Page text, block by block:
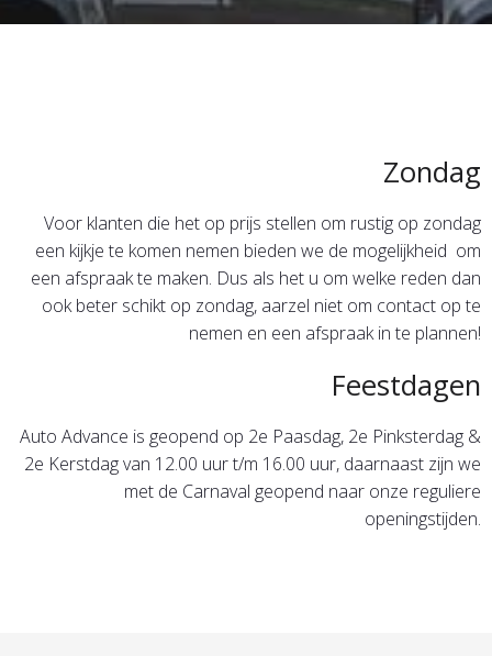
Zondag
Voor klanten die het op prijs stellen om rustig op zondag
een kijkje te komen nemen bieden we de mogelijkheid om
een afspraak te maken. Dus als het u om welke reden dan
ook beter schikt op zondag, aarzel niet om contact op te
nemen en een afspraak in te plannen!
Feestdagen
Auto Advance is geopend op 2e Paasdag, 2e Pinksterdag &
2e Kerstdag van 12.00 uur t/m 16.00 uur, daarnaast zijn we
met de Carnaval geopend naar onze reguliere
openingstijden.